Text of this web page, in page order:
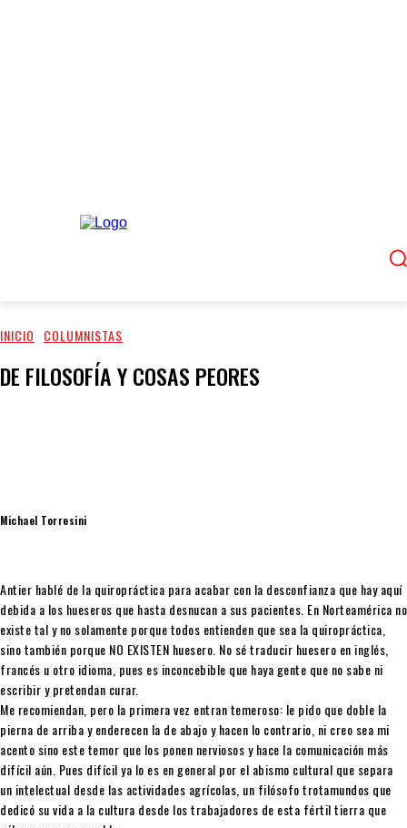
INICIO COLUMNISTAS
DE FILOSOFÍA Y COSAS PEORES
Michael Torresini
Antier hablé de la quiropráctica para acabar con la desconfianza que hay aquí
debida a los hueseros que hasta desnucan a sus pacientes. En Norteamérica no
existe tal y no solamente porque todos entienden que sea la quiropráctica,
sino también porque NO EXISTEN huesero. No sé traducir huesero en inglés,
francés u otro idioma, pues es inconcebible que haya gente que no sabe ni
escribir y pretendan curar.
Me recomiendan, pero la primera vez entran temeroso: le pido que doble la
pierna de arriba y enderecen la de abajo y hacen lo contrario, ni creo sea mi
acento sino este temor que los ponen nerviosos y hace la comunicación más
difícil aún. Pues difícil ya lo es en general por el abismo cultural que separa
un intelectual desde las actividades agrícolas, un filósofo trotamundos que
dedicó su vida a la cultura desde los trabajadores de esta fértil tierra que